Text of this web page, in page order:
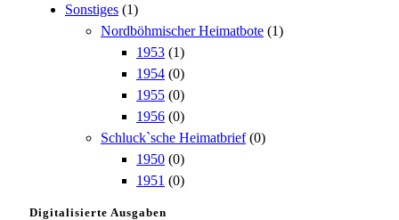
Sonstiges (1)
Nordböhmischer Heimatbote (1)
1953 (1)
1954 (0)
1955 (0)
1956 (0)
Schluck`sche Heimatbrief (0)
1950 (0)
1951 (0)
Digitalisierte Ausgaben